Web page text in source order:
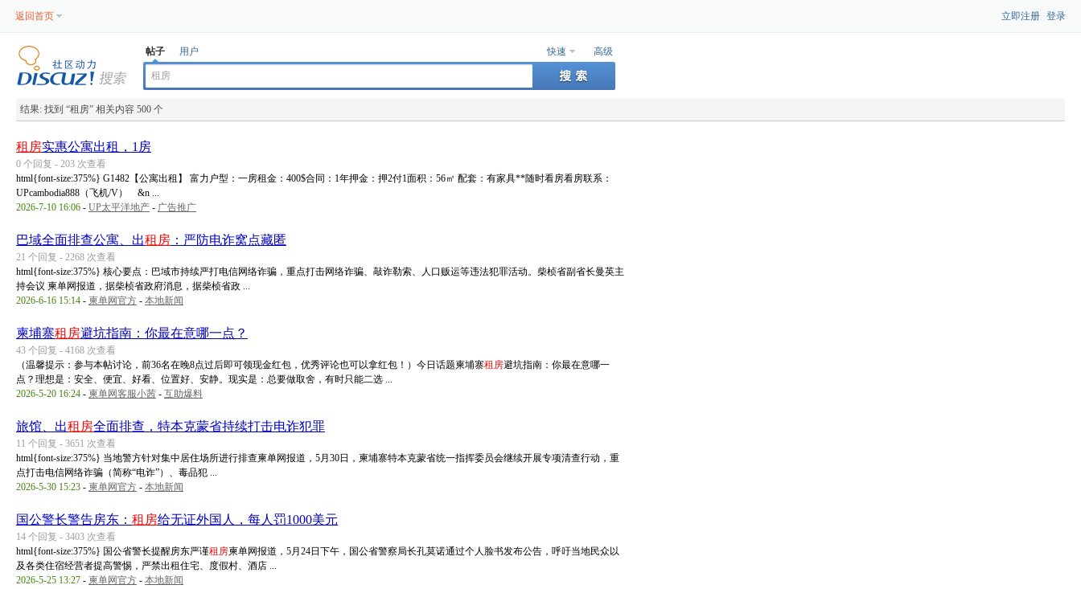
返回首页 立即注册 登录
快速 高级
帖子 用户
结果: 找到 “租房” 相关内容 500 个
租房实惠公寓出租，1房
0 个回复 - 203 次查看
html{font-size:375%} G1482【公寓出租】 富力户型：一房租金：400$合同：1年押金：押2付1面积：56㎡ 配套：有家具**随时看房看房联系：
UPcambodia888（飞机/V） &n ...
2026-7-10 16:06 - UP太平洋地产 - 广告推广
巴域全面排查公寓、出租房 ：严防电诈窝点藏匿
21 个回复 - 2268 次查看
html{font-size:375%} 核心要点：巴域市持续严打电信网络诈骗，重点打击网络诈骗、敲诈勒索、人口贩运等违法犯罪活动。柴桢省副省长曼英主
持会议 柬单网报道，据柴桢省政府消息，据柴桢省政 ...
2026-6-16 15:14 - 柬单网官方 - 本地新闻
柬埔寨租房避坑指南：你最在意哪一点？
43 个回复 - 4168 次查看
（温馨提示：参与本帖讨论，前36名在晚8点过后即可领现金红包，优秀评论也可以拿红包！）今日话题柬埔寨租房避坑指南：你最在意哪一
点？理想是：安全、便宜、好看、位置好、安静。现实是：总要做取舍，有时只能二选 ...
2026-5-20 16:24 - 柬单网客服小茜 - 互助爆料
旅馆、出租房全面排查，特本克蒙省持续打击电诈犯罪
11 个回复 - 3651 次查看
html{font-size:375%} 当地警方针对集中居住场所进行排查柬单网报道，5月30日，柬埔寨特本克蒙省统一指挥委员会继续开展专项清查行动，重
点打击电信网络诈骗（简称“电诈”）、毒品犯 ...
2026-5-30 15:23 - 柬单网官方 - 本地新闻
国公警长警告房东： 租房给无证外国人，每人罚1000美元
14 个回复 - 3403 次查看
html{font-size:375%} 国公省警长提醒房东严谨租房柬单网报道，5月24日下午，国公省警察局长孔莫诺通过个人脸书发布公告，呼吁当地民众以
及各类住宿经营者提高警惕，严禁出租住宅、度假村、酒店 ...
2026-5-25 13:27 - 柬单网官方 - 本地新闻